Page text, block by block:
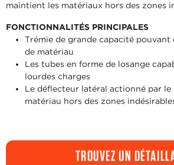
maintient les matériaux hors des zones
FONCTIONNALITÉS PRINCIPALES
Trémie de grande capacité pouvant
de matériau
Les tubes en forme de losange
lourdes charges
Le déflecteur latéral actionné par
matériau hors des zones
TROUVEZ UN